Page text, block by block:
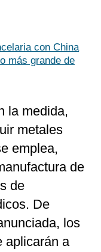
con China
más grande de
la medida,
metales
emplea,
de
de
De
los
aplicarán a